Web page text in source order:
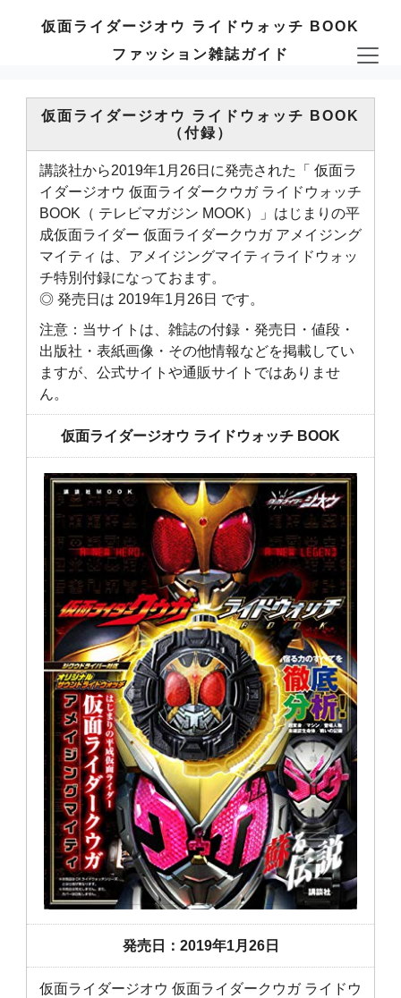
仮面ライダージオウ ライドウォッチ BOOK
ファッション雑誌ガイド
仮面ライダージオウ ライドウォッチ BOOK
（付録）
講談社から2019年1月26日に発売された「 仮面ラ
イダージオウ 仮面ライダークウガ ライドウォッチ
BOOK（ テレビマガジン MOOK）」はじまりの平
成仮面ライダー 仮面ライダークウガ アメイジング
マイティ は、アメイジングマイティライドウォッ
チ特別付録になっておます。
◎ 発売日は 2019年1月26日 です。
注意：当サイトは、雑誌の付録・発売日・値段・
出版社・表紙画像・その他情報などを掲載してい
ますが、公式サイトや通販サイトではありませ
ん。
仮面ライダージオウ ライドウォッチ BOOK
発売日：2019年1月26日
仮面ライダージオウ 仮面ライダークウガ ライドウ